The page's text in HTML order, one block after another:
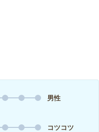
男性
コツコツ